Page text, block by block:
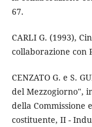
67.
CARLI G. (1993),
collaborazione con
CENZATO G. e S.
del Mezzogiorno",
della Commissione
costituente, II -